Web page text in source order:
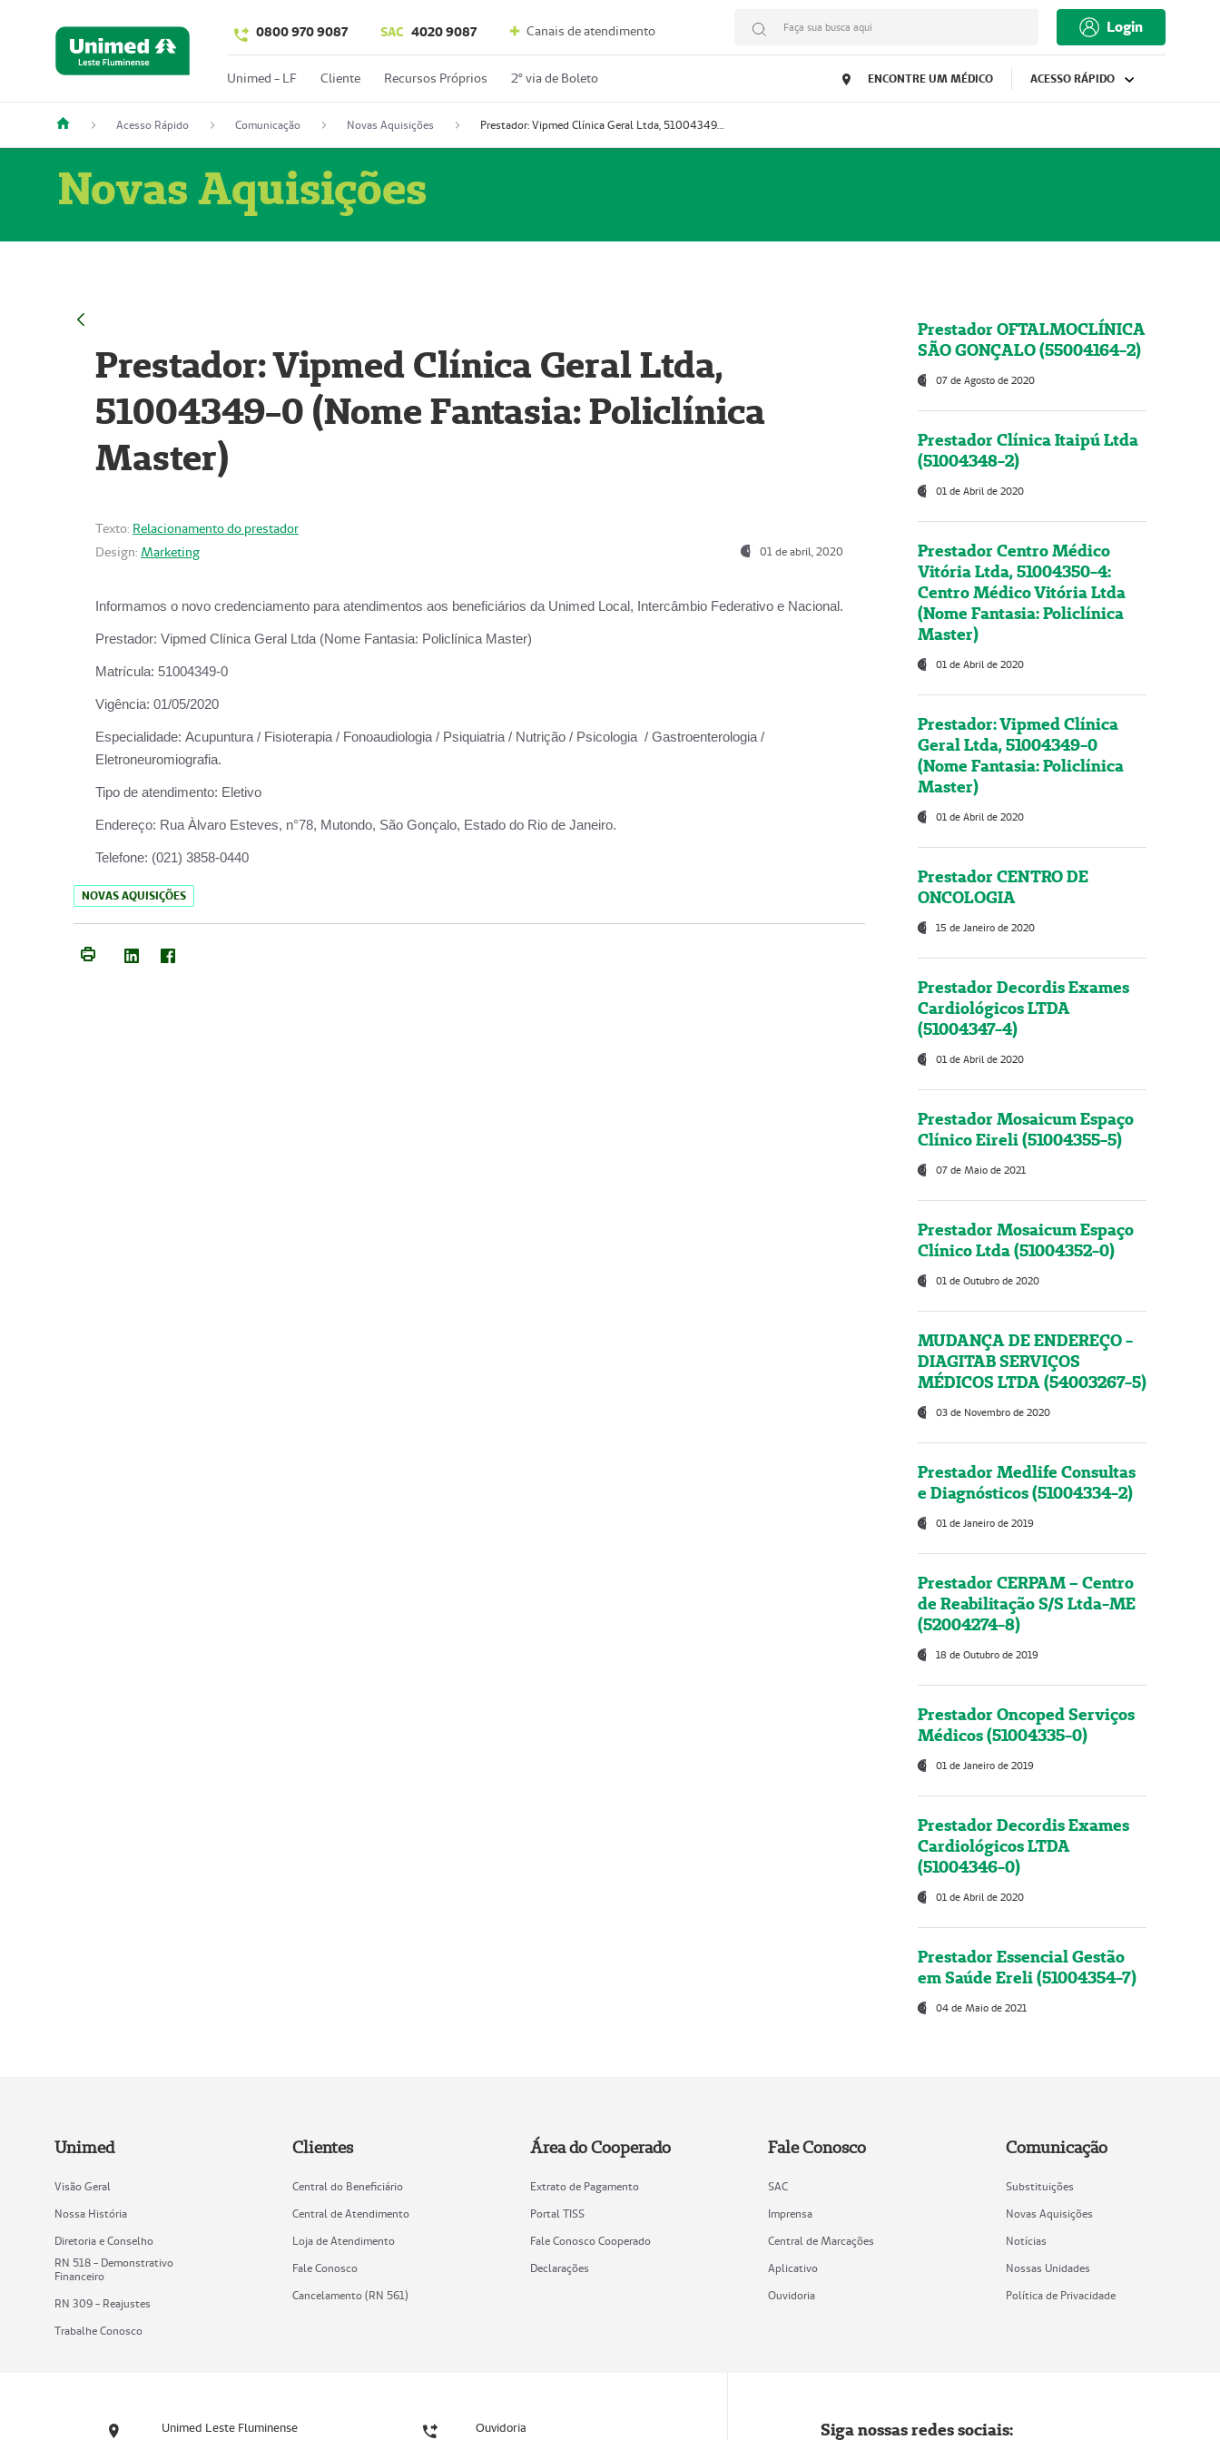
0800 970 9087 SAC 4020 9087 Canais de atendimento Faça sua busca aqui Login
Unimed - LF Cliente Recursos Próprios 2º via de Boleto ENCONTRE UM MÉDICO ACESSO RÁPIDO
Acesso Rápido Comunicação Novas Aquisições Prestador: Vipmed Clínica Geral Ltda, 51004349-0 (Nome Fantasia: Policlínica Master)
Novas Aquisições
Prestador: Vipmed Clínica Geral Ltda,
51004349-0 (Nome Fantasia: Policlínica
Master)
Texto: Relacionamento do prestador
Design: Marketing 01 de abril, 2020
Informamos o novo credenciamento para atendimentos aos beneficiários da Unimed Local, Intercâmbio Federativo e Nacional.
Prestador: Vipmed Clínica Geral Ltda (Nome Fantasia: Policlínica Master)
Matrícula: 51004349-0
Vigência: 01/05/2020
Especialidade: Acupuntura / Fisioterapia / Fonoaudiologia / Psiquiatria / Nutrição / Psicologia / Gastroenterologia /
Eletroneuromiografia.
Tipo de atendimento: Eletivo
Endereço: Rua Àlvaro Esteves, n°78, Mutondo, São Gonçalo, Estado do Rio de Janeiro.
Telefone: (021) 3858-0440
NOVAS AQUISIÇÕES
Prestador OFTALMOCLÍNICA
SÃO GONÇALO (55004164-2)
07 de Agosto de 2020
Prestador Clínica Itaipú Ltda
(51004348-2)
01 de Abril de 2020
Prestador Centro Médico
Vitória Ltda, 51004350-4:
Centro Médico Vitória Ltda
(Nome Fantasia: Policlínica
Master)
01 de Abril de 2020
Prestador: Vipmed Clínica
Geral Ltda, 51004349-0
(Nome Fantasia: Policlínica
Master)
01 de Abril de 2020
Prestador CENTRO DE
ONCOLOGIA
15 de Janeiro de 2020
Prestador Decordis Exames
Cardiológicos LTDA
(51004347-4)
01 de Abril de 2020
Prestador Mosaicum Espaço
Clínico Eireli (51004355-5)
07 de Maio de 2021
Prestador Mosaicum Espaço
Clínico Ltda (51004352-0)
01 de Outubro de 2020
MUDANÇA DE ENDEREÇO -
DIAGITAB SERVIÇOS
MÉDICOS LTDA (54003267-5)
03 de Novembro de 2020
Prestador Medlife Consultas
e Diagnósticos (51004334-2)
01 de Janeiro de 2019
Prestador CERPAM – Centro
de Reabilitação S/S Ltda-ME
(52004274-8)
18 de Outubro de 2019
Prestador Oncoped Serviços
Médicos (51004335-0)
01 de Janeiro de 2019
Prestador Decordis Exames
Cardiológicos LTDA
(51004346-0)
01 de Abril de 2020
Prestador Essencial Gestão
em Saúde Ereli (51004354-7)
04 de Maio de 2021
Unimed
Visão Geral
Nossa História
Diretoria e Conselho
RN 518 - Demonstrativo
Financeiro
RN 309 - Reajustes
Trabalhe Conosco
Clientes
Central do Beneficiário
Central de Atendimento
Loja de Atendimento
Fale Conosco
Cancelamento (RN 561)
Área do Cooperado
Extrato de Pagamento
Portal TISS
Fale Conosco Cooperado
Declarações
Fale Conosco
SAC
Imprensa
Central de Marcações
Aplicativo
Ouvidoria
Comunicação
Substituições
Novas Aquisições
Notícias
Nossas Unidades
Política de Privacidade
Unimed Leste Fluminense Ouvidoria Siga nossas redes sociais: